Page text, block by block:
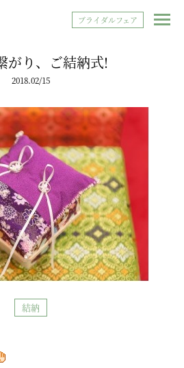
ブライダルフェア
がり、ご結納式!
2018.02/15
結納